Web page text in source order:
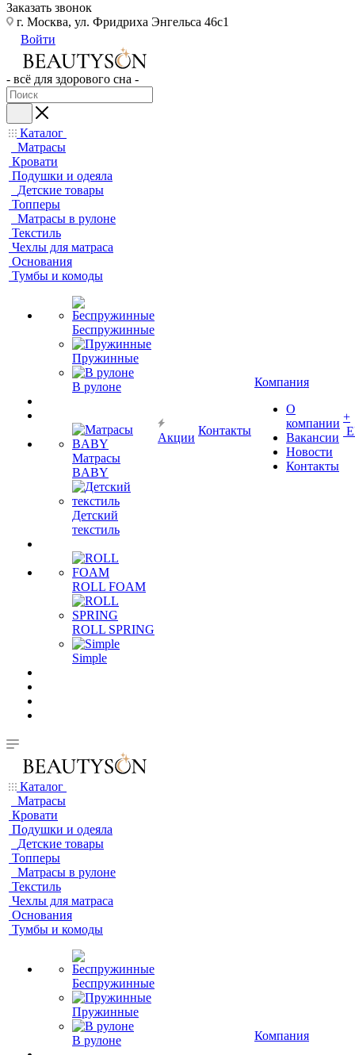
Заказать звонок
г. Москва, ул. Фридриха Энгельса 46с1
Войти
- всё для здорового сна -
Каталог
Матрасы
Кровати
Подушки и одеяла
Детские товары
Топперы
Матрасы в рулоне
Текстиль
Чехлы для матраса
Основания
Тумбы и комоды
Беспружинные
Пружинные
В рулоне
Матрасы
BABY
Детский
текстиль
ROLL FOAM
ROLL SPRING
Simple
Акции
Контакты
Компания
О
компании
Вакансии
Новости
Контакты
+
Каталог
Матрасы
Кровати
Подушки и одеяла
Детские товары
Топперы
Матрасы в рулоне
Текстиль
Чехлы для матраса
Основания
Тумбы и комоды
Беспружинные
Пружинные
В рулоне
Компания